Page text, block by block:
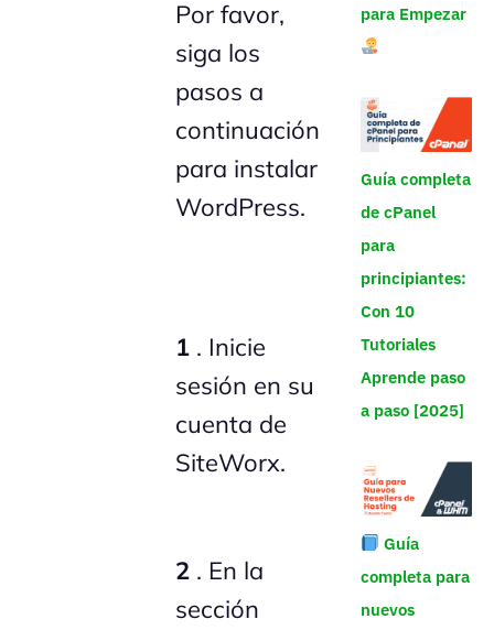
Por favor,
siga los
pasos a
continuación
para instalar
WordPress.
1 . Inicie
sesión en su
cuenta de
SiteWorx.
2 . En la
sección
para Empezar
Guía completa
de cPanel
para
principiantes:
Con 10
Tutoriales
Aprende paso
a paso [2025]
Guía
completa para
nuevos